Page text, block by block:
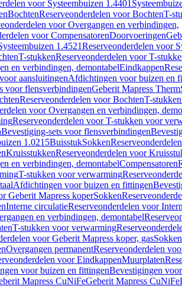
voor Systeembuizen 1.4401
BochtenReserveonderdelen voor BochtenT-
voor Overgangen en verbindingen,
voor CompensatorenDoorvoeringen
1.4521Reserveonderdelen voor
T-stukkenReserveonderdelen voor T-
en verbindingen, demontabelEindkappen
aansluitingenAfdichtingen voor buizen en
voor flensverbindingenGeberit Mapress Therm
Reserveonderdelen voor BochtenT-stukken
voor Overgangen en verbindingen,
Reserveonderdelen voor T-stukken voor
Bevestiging-sets voor flensverbindingen
1.0215BuisstukSokken
KruisstukkenReserveonderdelen voor
en verbindingen, demontabelCompensatoren
T-stukken voor verwarming
Afdichtingen voor buizen en fittingen
Geberit Mapress koperSokken
Interne circulatieReserveonderdelen voor
en verbindingen, demontabel
T-stukken voor verwarming
voor Geberit Mapress koper, gasSokken
Overgangen permanentReserveonderdelen
voor EindkappenMuurplaten
voor buizen en fittingenBevestigingen
Mapress CuNiFeGeberit Mapress CuNiFe